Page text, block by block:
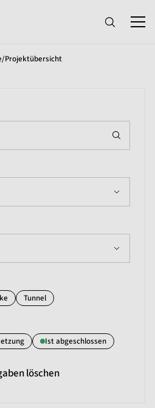
/Projektübersicht
Tunnel
Ist abgeschlossen
löschen